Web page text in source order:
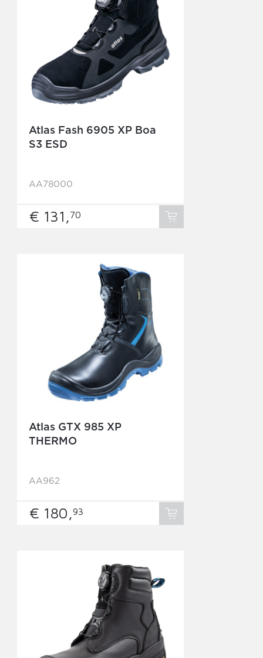
Atlas Fash 6905 XP Boa
S3 ESD
AA78000
€ 131,70
Atlas GTX 985 XP
THERMO
AA962
€ 180,93